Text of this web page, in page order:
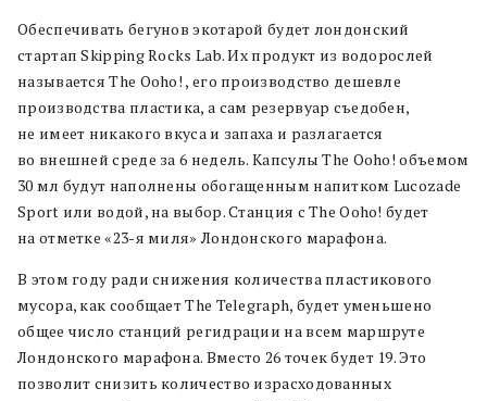
Обеспечивать бегунов экотарой будет лондонский
стартап Skipping Rocks Lab. Их продукт из водорослей
называется The Ooho! , его производство дешевле
производства пластика, а сам резервуар съедобен,
не имеет никакого вкуса и запаха и разлагается
во внешней среде за 6 недель. Капсулы The Ooho! объемом
30 мл будут наполнены обогащенным напитком Lucozade
Sport или водой, на выбор. Станция с The Ooho! будет
на отметке «23-я миля» Лондонского марафона.
В этом году ради снижения количества пластикового
мусора, как сообщает The Telegraph, будет уменьшено
общее число станций регидрации на всем маршруте
Лондонского марафона. Вместо 26 точек будет 19. Это
позволит снизить количество израсходованных